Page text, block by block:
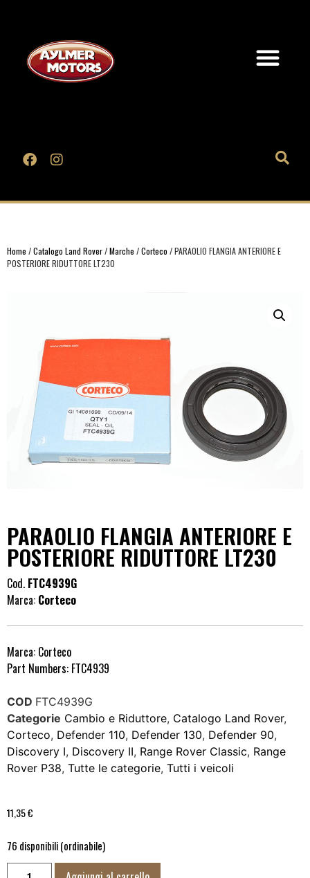
Home /Catalogo Land Rover/Marche /Corteco / PARAOLIO FLANGIA ANTERIORE E
POSTERIORE RIDUTTORE LT230
PARAOLIO FLANGIA ANTERIORE E
POSTERIORE RIDUTTORE LT230
Cod. FTC4939G
Marca: Corteco
Marca: Corteco
Part Numbers: FTC4939
COD FTC4939G
Categorie Cambio e Riduttore, Catalogo Land Rover,
Corteco, Defender 110, Defender 130, Defender 90,
Discovery I, Discovery II, Range Rover Classic, Range
Rover P38, Tutte le categorie, Tutti i veicoli
11,35€
76 disponibili (ordinabile)